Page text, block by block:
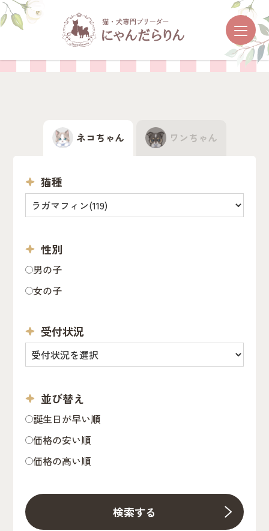
ネコちゃん・ワンちゃんを探す
ネコちゃん ワンちゃん
猫種
性別
男の子
女の子
受付状況
並び替え
誕生日が早い順
価格の安い順
価格の高い順